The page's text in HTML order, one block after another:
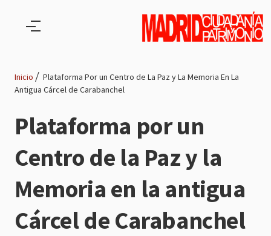
de
navegación
Inicio
Plataforma Por un Centro de La Paz y La Memoria En La
Antigua Cárcel de Carabanchel
Plataforma por un
Centro de la Paz y la
Memoria en la antigua
Cárcel de Carabanchel